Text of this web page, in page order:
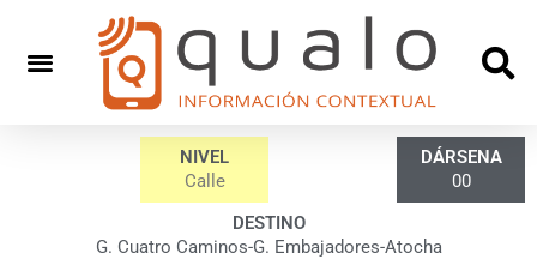
NIVEL
Calle
DÁRSENA
00
DESTINO
G. Cuatro Caminos-G. Embajadores-Atocha